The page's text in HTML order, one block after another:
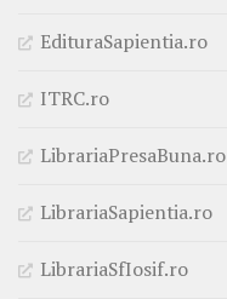
EdituraSapientia.ro
ITRC.ro
LibrariaPresaBuna.ro
LibrariaSapientia.ro
LibrariaSfIosif.ro